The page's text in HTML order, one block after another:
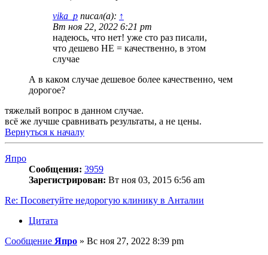
vika_p писал(а): ↑
Вт ноя 22, 2022 6:21 pm
надеюсь, что нет! уже сто раз писали,
что дешево НЕ = качественно, в этом
случае
А в каком случае дешевое более качественно, чем
дорогое?
тяжелый вопрос в данном случае.
всё же лучше сравнивать результаты, а не цены.
Вернуться к началу
Япро
Сообщения: 3959
Зарегистрирован: Вт ноя 03, 2015 6:56 am
Re: Посоветуйте недорогую клинику в Анталии
Цитата
Сообщение Япро » Вс ноя 27, 2022 8:39 pm